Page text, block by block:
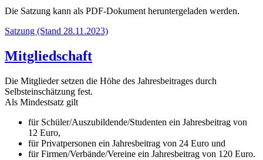
Die Satzung kann als PDF-Dokument heruntergeladen werden.
Satzung (Stand 28.11.2023)
Mitgliedschaft
Die Mitglieder setzen die Höhe des Jahresbeitrages durch
Selbsteinschätzung fest.
Als Mindestsatz gilt
für Schüler/Auszubildende/Studenten ein Jahresbeitrag von
12 Euro,
für Privatpersonen ein Jahresbeitrag von 24 Euro und
für Firmen/Verbände/Vereine ein Jahresbeitrag von 120 Euro.